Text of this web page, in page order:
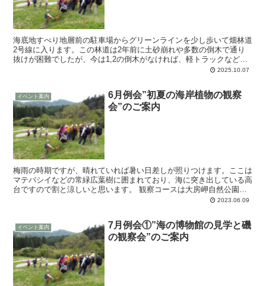
海底地すべり地層前の駐車場からグリーンラインを少し歩いて畑林道
2号線に入ります。この林道は2年前に土砂崩れや多数の倒木で通り
抜けが困難でしたが、今は1,2の倒木がなければ、軽トラックなどで
通過できる状態になっています。崖地が続いて鬱蒼とし... 2025.10.07
イベント案内
6月例会”初夏の海岸植物の観察
会”のご案内
梅雨の時期ですが、晴れていれば暑い日差しが照りつけます。ここは
マテバシイなどの常緑広葉樹に囲まれており、海に突き出している高
台ですので割と涼しいと思います。 観察コースは大房岬自然公園内
2023.06.09
イベント案内
7月例会①”海の博物館の見学と磯
の観察会”のご案内